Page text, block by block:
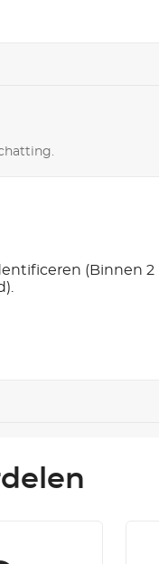
(Binnen 2